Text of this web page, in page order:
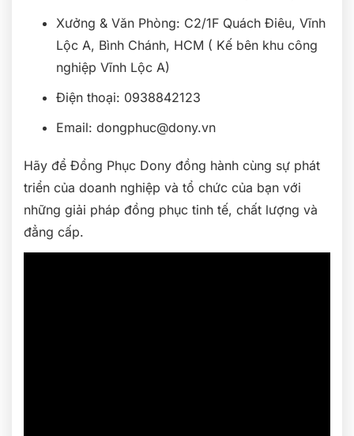
Xưởng & Văn Phòng: C2/1F Quách Điêu, Vĩnh
Lộc A, Bình Chánh, HCM ( Kế bên khu công
nghiệp Vĩnh Lộc A)
Điện thoại: 0938842123
Email: dongphuc@dony.vn
Hãy để Đồng Phục Dony đồng hành cùng sự phát
triển của doanh nghiệp và tổ chức của bạn với
những giải pháp đồng phục tinh tế, chất lượng và
đẳng cấp.